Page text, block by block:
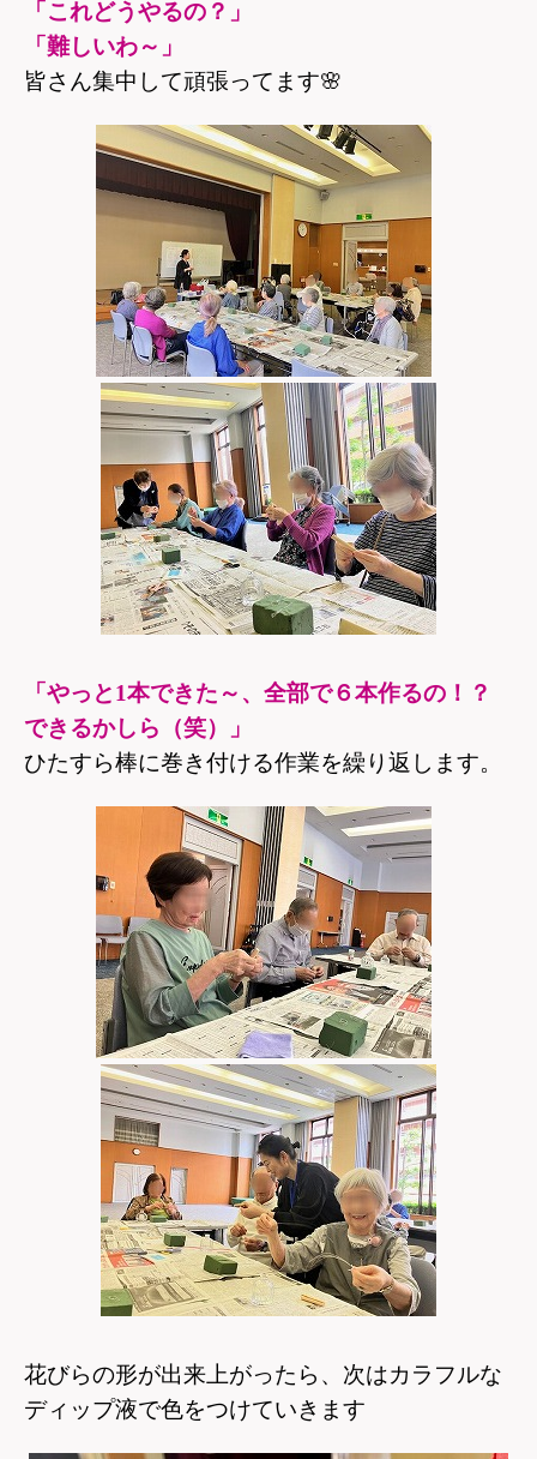
「これどうやるの？」
「難しいわ～」
皆さん集中して頑張ってます🌸
「やっと1本できた～、全部で６本作るの！？
できるかしら（笑）」
ひたすら棒に巻き付ける作業を繰り返します。
花びらの形が出来上がったら、次はカラフルな
ディップ液で色をつけていきます